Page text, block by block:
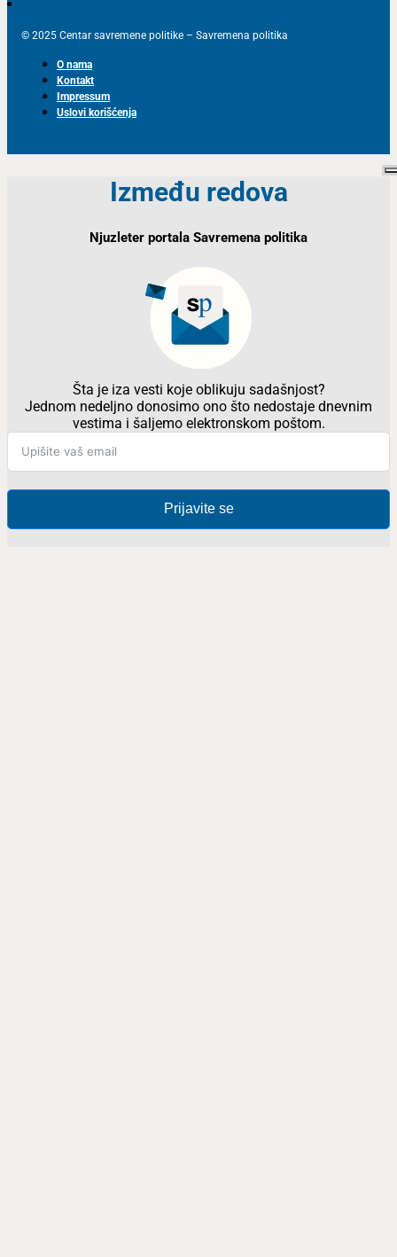
© 2025 Centar savremene politike – Savremena politika
O nama
Kontakt
Impressum
Uslovi korišćenja
Između redova
Njuzleter portala Savremena politika
Šta je iza vesti koje oblikuju sadašnjost?
Jednom nedeljno donosimo ono što nedostaje dnevnim
vestima i šaljemo elektronskom poštom.
Prijavite se